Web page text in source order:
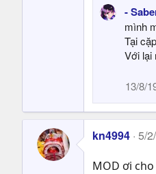
-
mình
Tại
Với lại
13/8/
kn4994 5/
MOD ơi